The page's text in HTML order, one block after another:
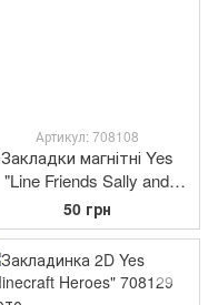
Артикул: 708108
Закладки магнітні Yes
"Line Friends Sally and
Cony", 2шт
50 грн